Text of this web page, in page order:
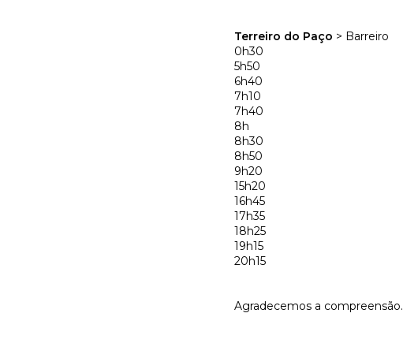
Terreiro do Paço > Barreiro
0h30
5h50
6h40
7h10
7h40
8h
8h30
8h50
9h20
15h20
16h45
17h35
18h25
19h15
20h15
Agradecemos a compreensão.